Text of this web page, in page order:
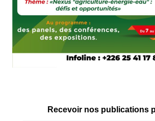
Recevoir nos publications